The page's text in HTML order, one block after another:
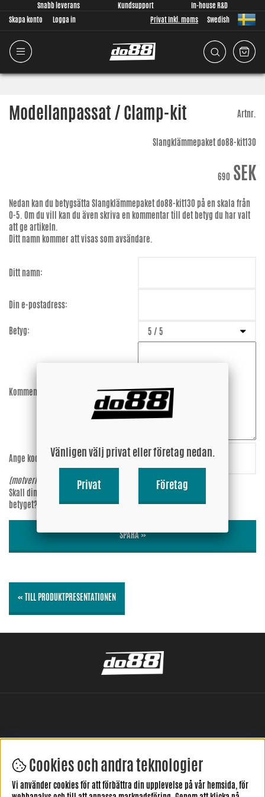
Snabb leverans Kundsupport
In-house R&D
Skapa konto
Logga in Privat Inkl. moms Swedish
Modellanpassat / Clamp-kit Artnr.
Slangklämmepaket do88-kit130
690 SEK
Nedan kan du betygsätta Slangklämmepaket do88-kit130 på en skala från
0-5. Om du vill kan du även skriva en kommentar till det betyg du har valt
att ge artikeln.
Ditt namn kommer att visas som avsändare.
Ditt namn:
Din e-postadress:
Betyg:
Kommentar:
Ange koden: 97ynYj
(motverkar spam)
Skall din epost-adress synas vid
betyget?
Nej
SPARA »
« TILL PRODUKTPRESENTATIONEN
LÄMNA DIN RECENSION HÄR
Cookies och andra teknologier
Vi använder cookies för att förbättra din upplevelse på vår hemsida, för
Vänligen välj privat eller företag nedan.
Privat Företag